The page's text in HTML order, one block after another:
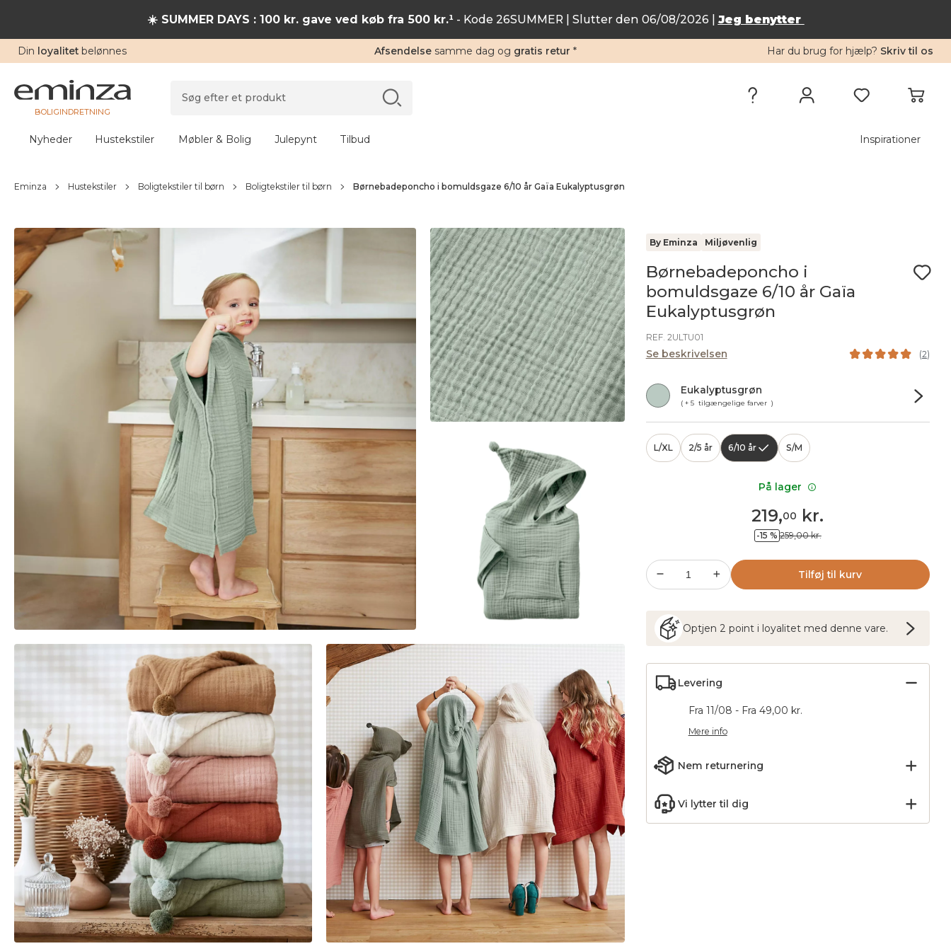
☀️ SUMMER DAYS : 100 kr. gave ved køb fra 500 kr.¹- Kode 26SUMMER | Slutter den 06/08/2026 | Jeg benytter
Din loyalitet belønnes Afsendelse samme dag og gratis retur * Har du brug for hjælp? Skriv til os
BOLIGINDRETNING
Nyheder Hustekstiler Møbler & Bolig Julepynt Tilbud Inspirationer
Eminza Hustekstiler Boligtekstiler til børn Boligtekstiler til børn Børnebadeponcho i bomuldsgaze 6/10 år Gaïa Eukalyptusgrøn
By Eminza Miljøvenlig
Børnebadeponcho i
bomuldsgaze 6/10 år Gaïa
Eukalyptusgrøn
REF. 2ULTU01
Se beskrivelsen (2)
Eukalyptusgrøn
( + 5 tilgængelige farver )
L/XL 2/5 år 6/10 år S/M
219,00 kr.
-15 % 259,00 kr.
Tilføj til kurv
Optjen 2 pointi loyalitet med denne vare.
Levering
Fra 11/08 - Fra 49,00 kr.
Mere info
Nem returnering
Vi lytter til dig